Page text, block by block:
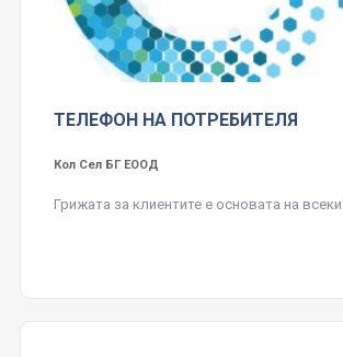
ТЕЛЕФОН НА ПОТРЕБИТЕЛЯ
Кол Сел БГ ЕООД
Грижата за клиентите е основата на